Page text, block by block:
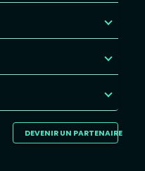
DEVENIR UN PARTENAIRE